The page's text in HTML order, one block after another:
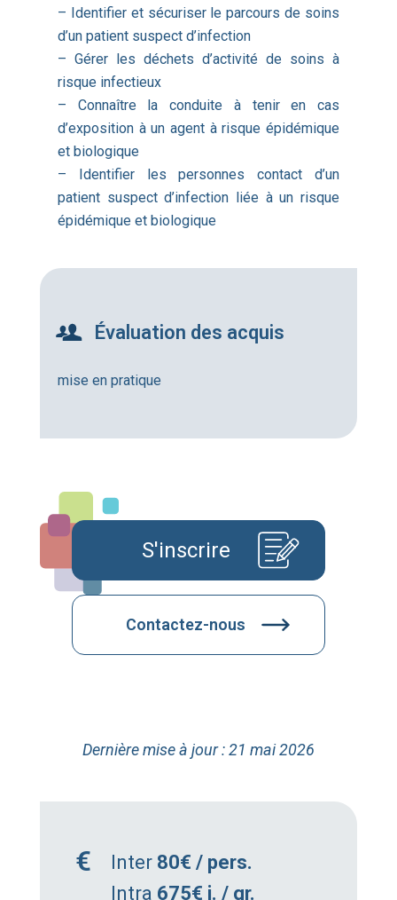
– Identifier et sécuriser le parcours de soins
d’un patient suspect d’infection
– Gérer les déchets d’activité de soins à
risque infectieux
– Connaître la conduite à tenir en cas
d’exposition à un agent à risque épidémique
et biologique
– Identifier les personnes contact d’un
patient suspect d’infection liée à un risque
épidémique et biologique
Évaluation des acquis
mise en pratique
S'inscrire
Contactez-nous
Dernière mise à jour : 21 mai 2026
Inter 80€ / pers.
Intra 675€ j. / gr.